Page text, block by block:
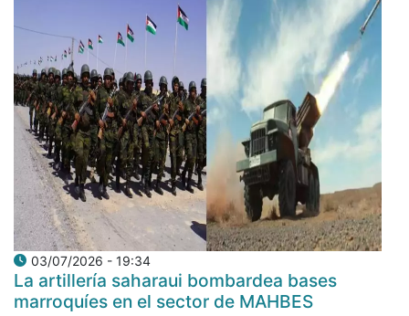
03/07/2026 - 19:34
La artillería saharaui bombardea bases
marroquíes en el sector de MAHBES